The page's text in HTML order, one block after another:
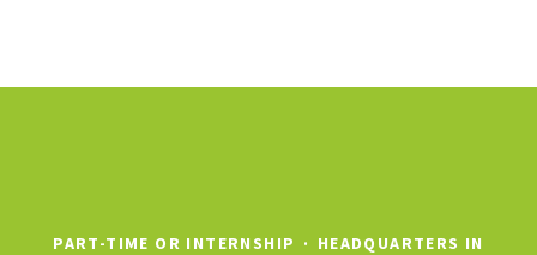
PART-TIME OR INTERNSHIP · HEADQUARTERS IN